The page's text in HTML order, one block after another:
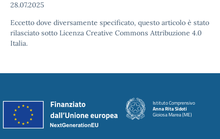
28.07.2025
Eccetto dove diversamente specificato, questo articolo è stato
rilasciato sotto Licenza Creative Commons Attribuzione 4.0
Italia.
Istituto Comprensivo
Anna Rita Sidoti
Gioiosa Marea (ME)